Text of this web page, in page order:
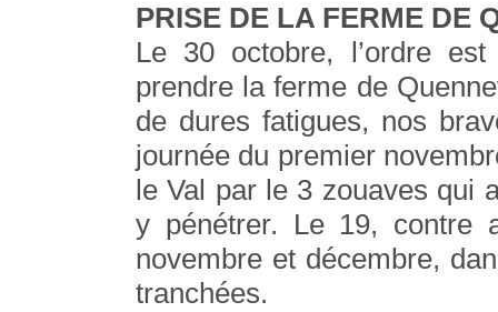
PRISE DE LA FERME DE
Le 30 octobre, l’ordre
prendre la ferme de
de dures fatigues, nos
journée du premier
le Val par le 3 zouaves qui
y pénétrer. Le 19, contre
novembre et décembre,
tranchées.